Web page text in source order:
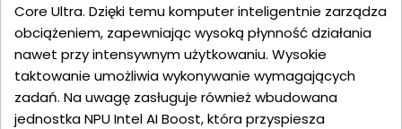
Core Ultra. Dzięki temu komputer inteligentnie zarządza
obciążeniem, zapewniając wysoką płynność działania
nawet przy intensywnym użytkowaniu. Wysokie
taktowanie umożliwia wykonywanie wymagających
zadań. Na uwagę zasługuje również wbudowana
jednostka NPU Intel AI Boost, która przyspiesza